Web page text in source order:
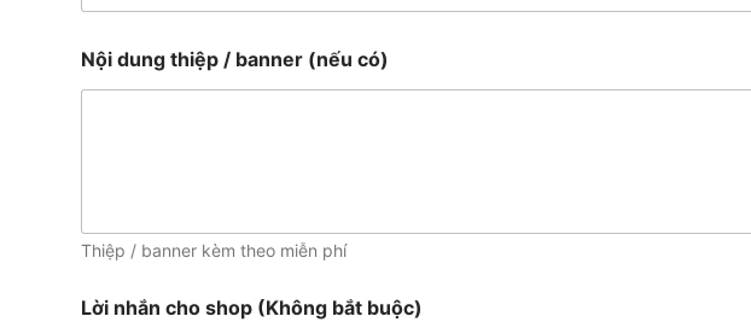
Nội dung thiệp / banner (nếu có)
Thiệp / banner kèm theo miễn phí
Lời nhắn cho shop (Không bắt buộc)